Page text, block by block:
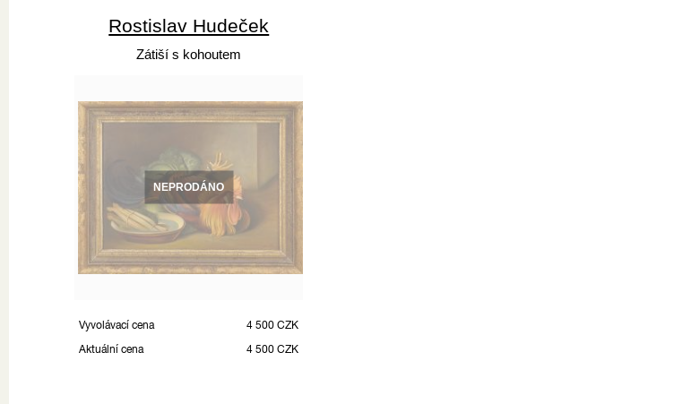
Rostislav Hudeček
Zátiší s kohoutem
NEPRODÁNO
Vyvolávací cena
4 500 CZK
Aktuální cena
4 500 CZK